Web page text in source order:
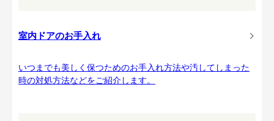
室内ドアのお手入れ
いつまでも美しく保つためのお手入れ方法や汚してしまった
時の対処方法などをご紹介します。